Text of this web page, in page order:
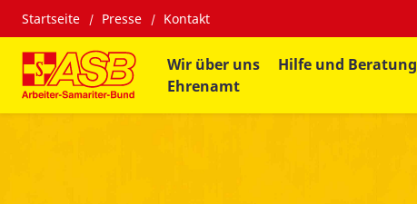
Startseite Presse Kontakt
Wir über uns Hilfe und Beratung
Ehrenamt